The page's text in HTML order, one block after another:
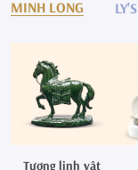
MINH LONG LY'S
Tượng linh vật